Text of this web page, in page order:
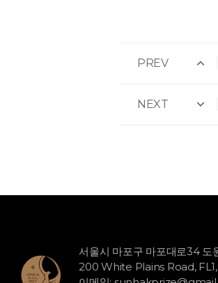
PREV
NEXT
서울시 마포구 마포대로34 도
200 White Plains Road,